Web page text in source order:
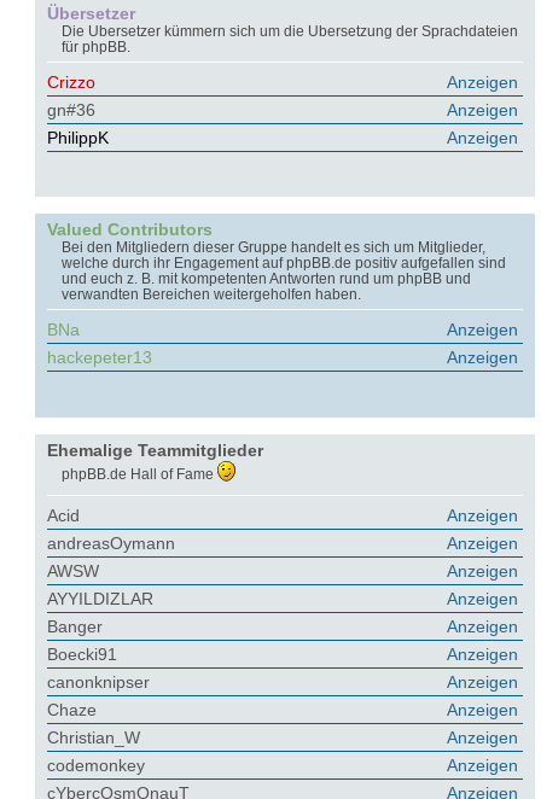
Übersetzer
Die Übersetzer kümmern sich um die Übersetzung der Sprachdateien
für phpBB.
Anzeigen
Crizzo
Anzeigen
gn#36
Anzeigen
PhilippK
Valued Contributors
Bei den Mitgliedern dieser Gruppe handelt es sich um Mitglieder,
welche durch ihr Engagement auf phpBB.de positiv aufgefallen sind
und euch z. B. mit kompetenten Antworten rund um phpBB und
verwandten Bereichen weitergeholfen haben.
Anzeigen
BNa
Anzeigen
hackepeter13
Ehemalige Teammitglieder
phpBB.de Hall of Fame
Anzeigen
Acid
Anzeigen
andreasOymann
Anzeigen
AWSW
Anzeigen
AYYILDIZLAR
Anzeigen
Banger
Anzeigen
Boecki91
Anzeigen
canonknipser
Anzeigen
Chaze
Anzeigen
Christian_W
Anzeigen
codemonkey
Anzeigen
cYbercOsmOnauT